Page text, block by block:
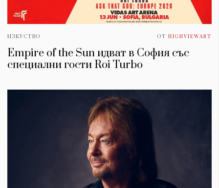
ИЗКУСТВО ОТ HIGHVIEWART
Empire of the Sun идват в София със
специални гости Roi Turbo